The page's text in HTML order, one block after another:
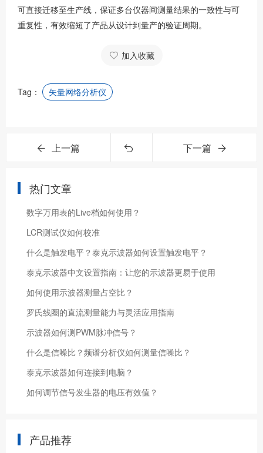
可直接迁移至生产线，保证多台仪器间测量结果的一致性与可
重复性，有效缩短了产品从设计到量产的验证周期 。
加入收藏
Tag： 矢量网络分析仪
上一篇 下一篇
热门文章
数字万用表的Live档如何使用？
LCR测试仪如何校准
什么是触发电平？泰克示波器如何设置触发电平？
泰克示波器中文设置指南：让您的示波器更易于使用
如何使用示波器测量占空比？
罗氏线圈的直流测量能力与灵活应用指南
示波器如何测PWM脉冲信号？
什么是信噪比？频谱分析仪如何测量信噪比？
泰克示波器如何连接到电脑？
如何调节信号发生器的电压有效值？
产品推荐